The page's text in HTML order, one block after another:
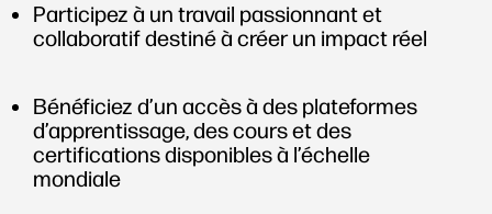
Participez à un travail passionnant et
collaboratif destiné à créer un impact réel
Bénéficiez d’un accès à des plateformes
d’apprentissage, des cours et des
certifications disponibles à l’échelle
mondiale